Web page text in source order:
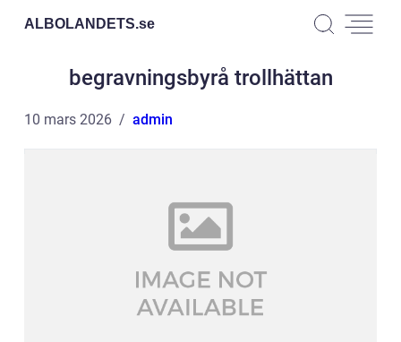
ALBOLANDETS.se
begravningsbyrå trollhättan
10 mars 2026 admin